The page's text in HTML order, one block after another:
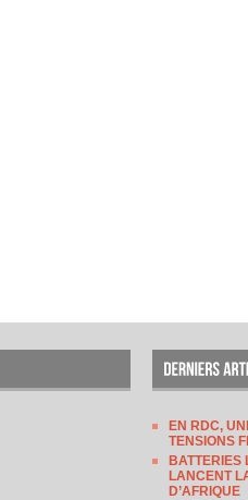
EN RDC,
TENSIONS
BATTERIES
LANCENT
D’AFRIQUE